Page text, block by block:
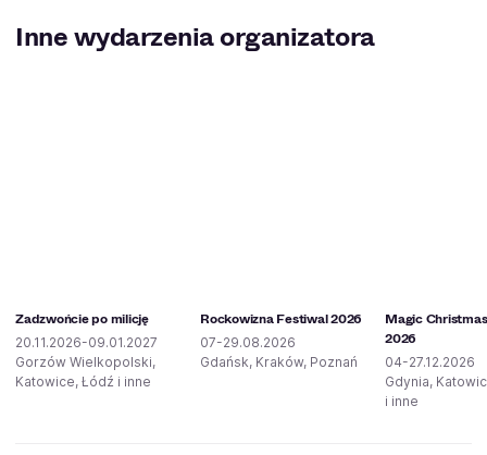
Inne wydarzenia organizatora
Zadzwońcie po milicję
20.11.2026-09.01.2027
Gorzów Wielkopolski,
Katowice, Łódź i inne
Rockowizna Festiwal 2026
07-29.08.2026
Gdańsk, Kraków, Poznań
Magic
2026
04-27.12.2026
Gdynia,
i inne